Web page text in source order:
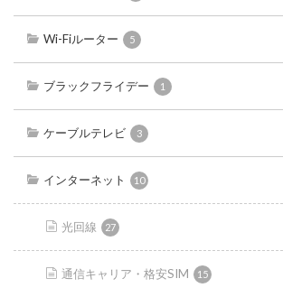
Wi-Fiルーター 5
ブラックフライデー 1
ケーブルテレビ 3
インターネット 10
光回線 27
通信キャリア・格安SIM 15